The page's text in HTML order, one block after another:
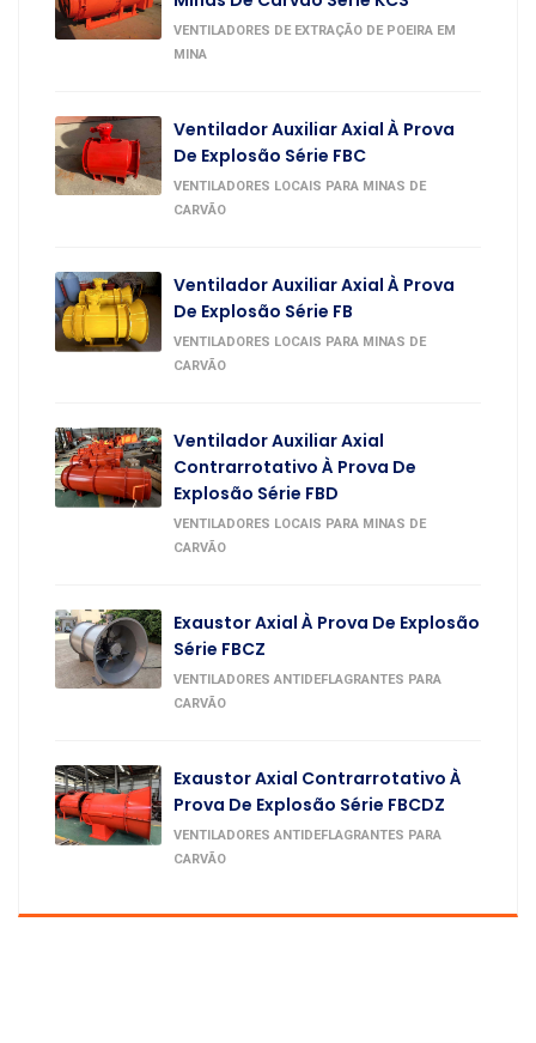
VENTILADORES DE EXTRAÇÃO DE POEIRA EM
MINA
Ventilador Auxiliar Axial À Prova
De Explosão Série FBC
VENTILADORES LOCAIS PARA MINAS DE
CARVÃO
Ventilador Auxiliar Axial À Prova
De Explosão Série FB
VENTILADORES LOCAIS PARA MINAS DE
CARVÃO
Ventilador Auxiliar Axial
Contrarrotativo À Prova De
Explosão Série FBD
VENTILADORES LOCAIS PARA MINAS DE
CARVÃO
Exaustor Axial À Prova De Explosão
Série FBCZ
VENTILADORES ANTIDEFLAGRANTES PARA
CARVÃO
Exaustor Axial Contrarrotativo À
Prova De Explosão Série FBCDZ
VENTILADORES ANTIDEFLAGRANTES PARA
CARVÃO